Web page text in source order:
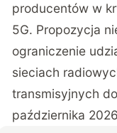
producentów w
5G. Propozycja
ograniczenie
sieciach
transmisyjnych
października